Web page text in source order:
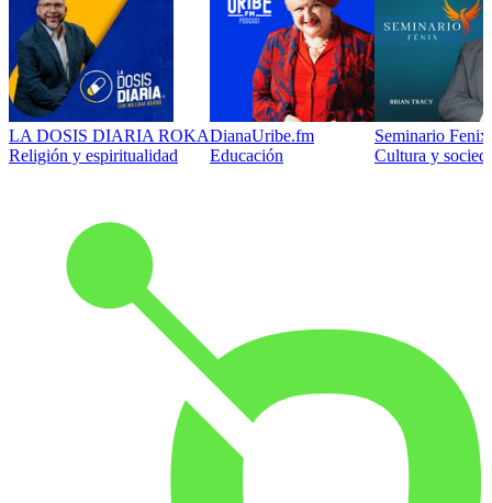
LA DOSIS DIARIA ROKA
Religión y espiritualidad
DianaUribe.fm
Educación
Seminario
Cultura y